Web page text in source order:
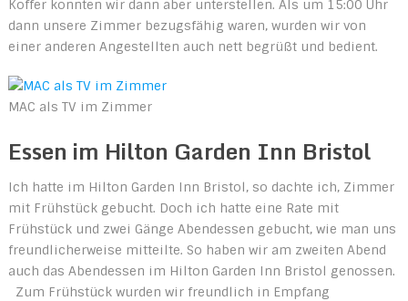
Koffer konnten wir dann aber unterstellen. Als um 15:00 Uhr
dann unsere Zimmer bezugsfähig waren, wurden wir von
einer anderen Angestellten auch nett begrüßt und bedient.
MAC als TV im Zimmer
Essen im Hilton Garden Inn Bristol
Ich hatte im Hilton Garden Inn Bristol, so dachte ich, Zimmer
mit Frühstück gebucht. Doch ich hatte eine Rate mit
Frühstück und zwei Gänge Abendessen gebucht, wie man uns
freundlicherweise mitteilte. So haben wir am zweiten Abend
auch das Abendessen im Hilton Garden Inn Bristol genossen.
Zum Frühstück wurden wir freundlich in Empfang